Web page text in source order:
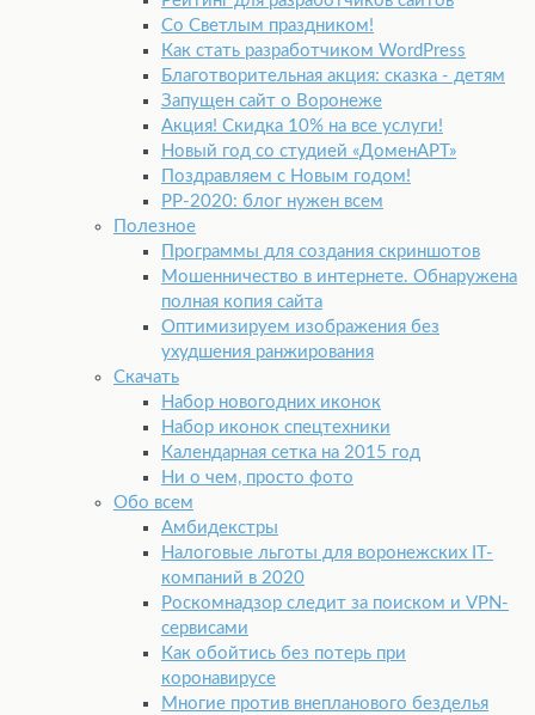
Со Светлым праздником!
Как стать разработчиком WordPress
Благотворительная акция: сказка - детям
Запущен сайт о Воронеже
Акция! Скидка 10% на все услуги!
Новый год со студией «ДоменАРТ»
Поздравляем с Новым годом!
РР-2020: блог нужен всем
Полезное
Программы для создания скриншотов
Мошенничество в интернете. Обнаружена
полная копия сайта
Оптимизируем изображения без
ухудшения ранжирования
Скачать
Набор новогодних иконок
Набор иконок спецтехники
Календарная сетка на 2015 год
Ни о чем, просто фото
Обо всем
Амбидекстры
Налоговые льготы для воронежских IT-
компаний в 2020
Роскомнадзор следит за поиском и VPN-
сервисами
Как обойтись без потерь при
коронавирусе
Многие против внепланового безделья